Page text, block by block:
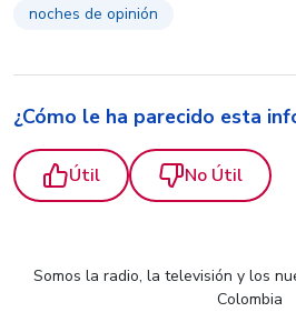
noches de opinión
¿Cómo le ha parecido esta
Útil No Útil
Somos la radio, la televisión y los
Colombia